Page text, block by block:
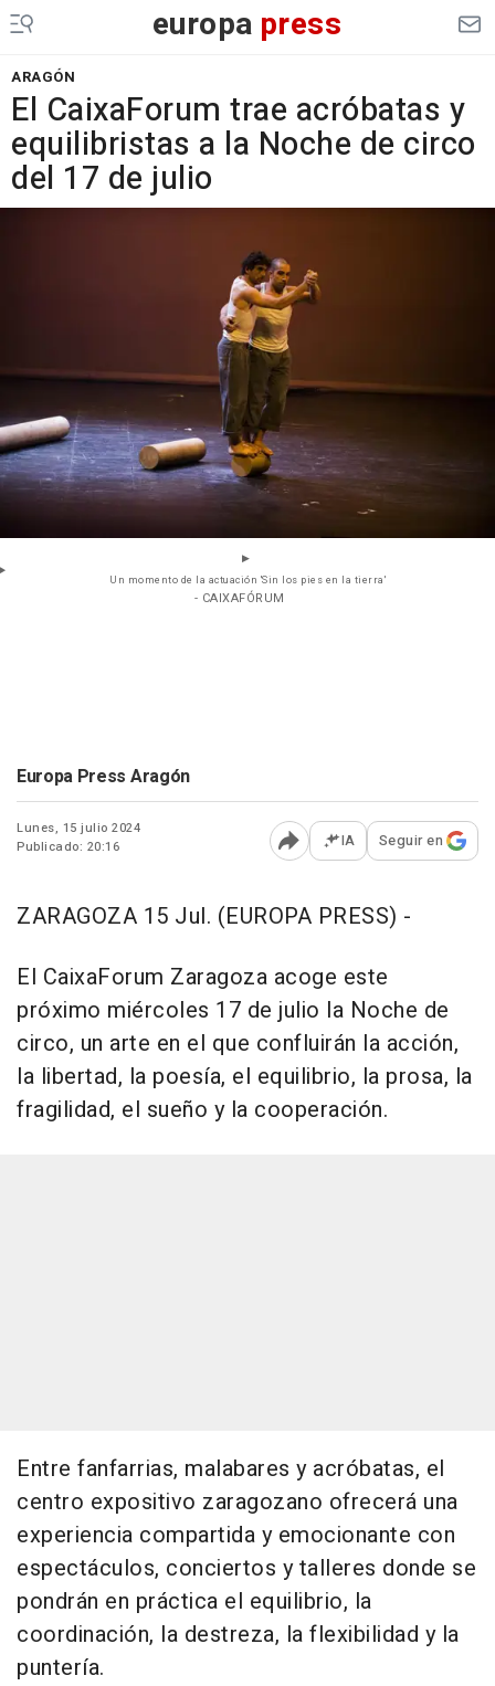
europa press
ARAGÓN
El CaixaForum trae acróbatas y
equilibristas a la Noche de circo
del 17 de julio
Un momento de la actuación 'Sin los pies en la tierra'
- CAIXAFÓRUM
Europa Press Aragón
Lunes, 15 julio 2024
Publicado: 20:16
Abrir opciones para
IA Seguir en
ZARAGOZA 15 Jul. (EUROPA PRESS) -
El CaixaForum Zaragoza acoge este
próximo miércoles 17 de julio la Noche de
circo, un arte en el que confluirán la acción,
la libertad, la poesía, el equilibrio, la prosa, la
fragilidad, el sueño y la cooperación.
Entre fanfarrias, malabares y acróbatas, el
centro expositivo zaragozano ofrecerá una
experiencia compartida y emocionante con
espectáculos, conciertos y talleres donde se
pondrán en práctica el equilibrio, la
coordinación, la destreza, la flexibilidad y la
puntería.